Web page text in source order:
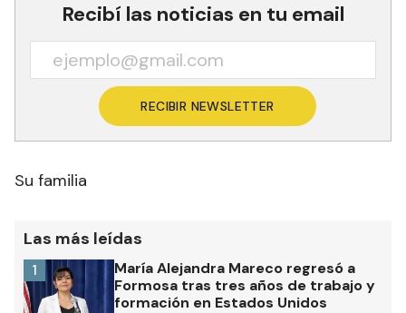
Recibí las noticias en tu email
RECIBIR NEWSLETTER
Su familia
Las más leídas
María Alejandra Mareco regresó a
Formosa tras tres años de trabajo y
formación en Estados Unidos
1